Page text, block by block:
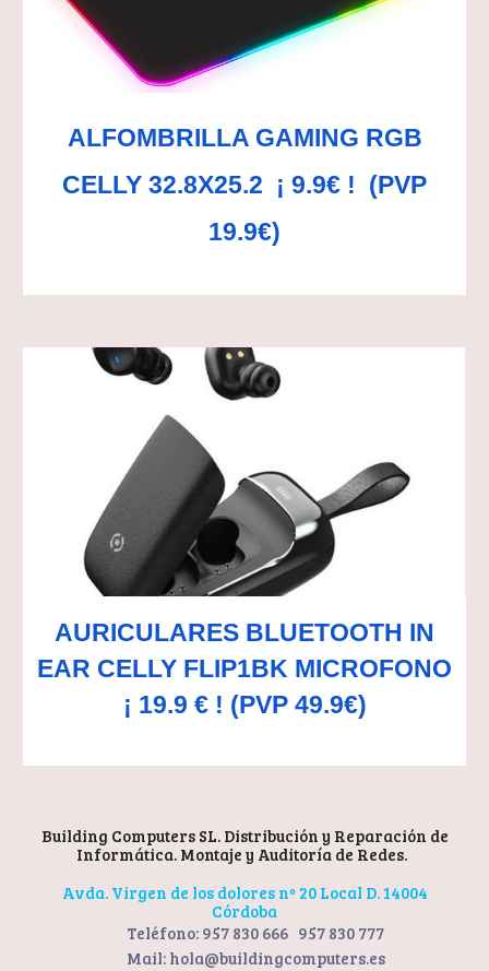
ALFOMBRILLA GAMING RGB
CELLY 32.8X25.2 ¡ 9.9€ ! (PVP
19.9€)
AURICULARES BLUETOOTH IN
EAR CELLY FLIP1BK MICROFONO
¡ 19.9 € ! (PVP 49.9€)
Building Computers SL. Distribución y Reparación de
Informática. Montaje y Auditoría de Redes.
Avda. Virgen de los dolores nº 20 Local D. 14004
Córdoba
Teléfono: 957 830 666 957 830 777
Mail: hola@buildingcomputers.es